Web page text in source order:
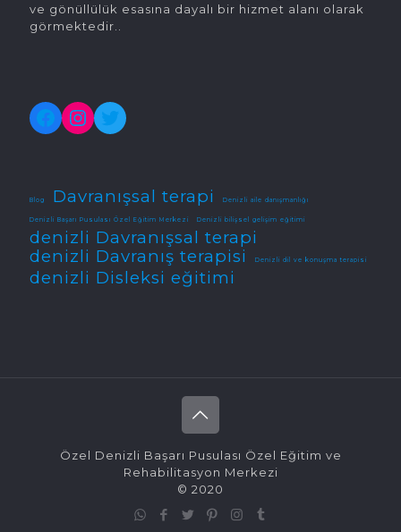
ve gönüllülük esasına dayalı bir hizmet alanı olarak
görmektedir..
Facebook
Instagram
Twitter
Blog Davranışsal terapi Denizli aile danışmanlığı
Denizli Başarı Pusulası Özel Eğitim Merkezi Denizli bilişsel gelişim eğitimi
denizli Davranışsal terapi
denizli Davranış terapisi
Denizli dil ve konuşma terapisi
denizli Disleksi eğitimi
Özel Denizli Başarı Pusulası Özel Eğitim ve
Rehabilitasyon Merkezi
© 2020